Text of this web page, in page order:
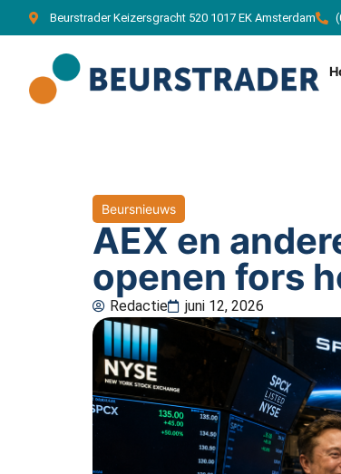
Beurstrader Keizersgracht 520 1017 EK Amsterdam
Beursnieuws
AEX en
openen fors
Redactie juni 12, 2026